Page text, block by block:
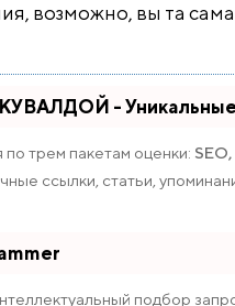
возможно, вы та
- Уникальные
трем пакетам оценки:
ссылки, статьи,
подбор